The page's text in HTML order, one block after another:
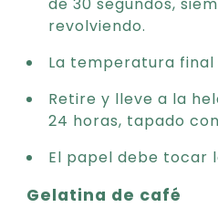
de 30 segundos,
revolviendo.
La temperatura final
Retire y lleve a la
24 horas, tapado
El papel debe tocar
Gelatina de café